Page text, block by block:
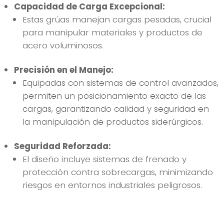
Capacidad de Carga Excepcional:
Estas grúas manejan cargas pesadas, crucial
para manipular materiales y productos de
acero voluminosos.
Precisión en el Manejo:
Equipadas con sistemas de control avanzados,
permiten un posicionamiento exacto de las
cargas, garantizando calidad y seguridad en
la manipulación de productos siderúrgicos.
Seguridad Reforzada:
El diseño incluye sistemas de frenado y
protección contra sobrecargas, minimizando
riesgos en entornos industriales peligrosos.